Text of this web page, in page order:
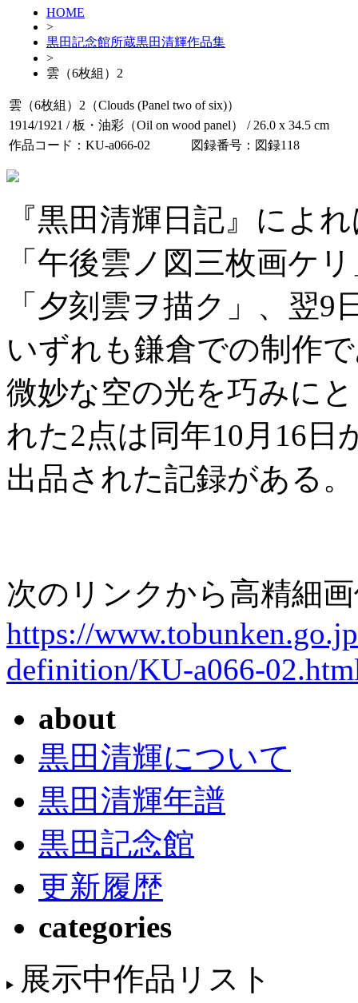
HOME
>
黒田記念館所蔵黒田清輝作品集
>
雲（6枚組）2
雲（6枚組）2（Clouds (Panel two of six)）
1914/1921 / 板・油彩（Oil on wood panel） / 26.0 x 34.5 cm
作品コード：KU-a066-02
図録番号：図録118
『黒田清輝日記』によ
「午後雲ノ図三枚画ケ
「夕刻雲ヲ描ク」、翌
いずれも鎌倉での制作
微妙な空の光を巧みに
れた2点は同年10月16日
出品された記録がある。
次のリンクから高精細
https://
definition/KU-a066-
about
黒田清輝について
黒田清輝年譜
黒田記念館
更新履歴
categories
展示中作品リスト